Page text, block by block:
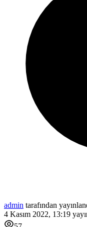
admin tarafından
4 Kasım 2022, 13:19